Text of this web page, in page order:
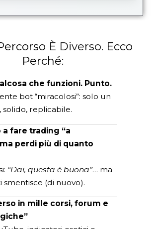
È Diverso. Ecco
Perché:
che funzioni. Punto.
bot “miracolosi”: solo un
replicabile.
a fare trading “a
perdi più di quanto
“Dai, questa è buona”… ma
smentisce (di nuovo).
in mille corsi, forum e